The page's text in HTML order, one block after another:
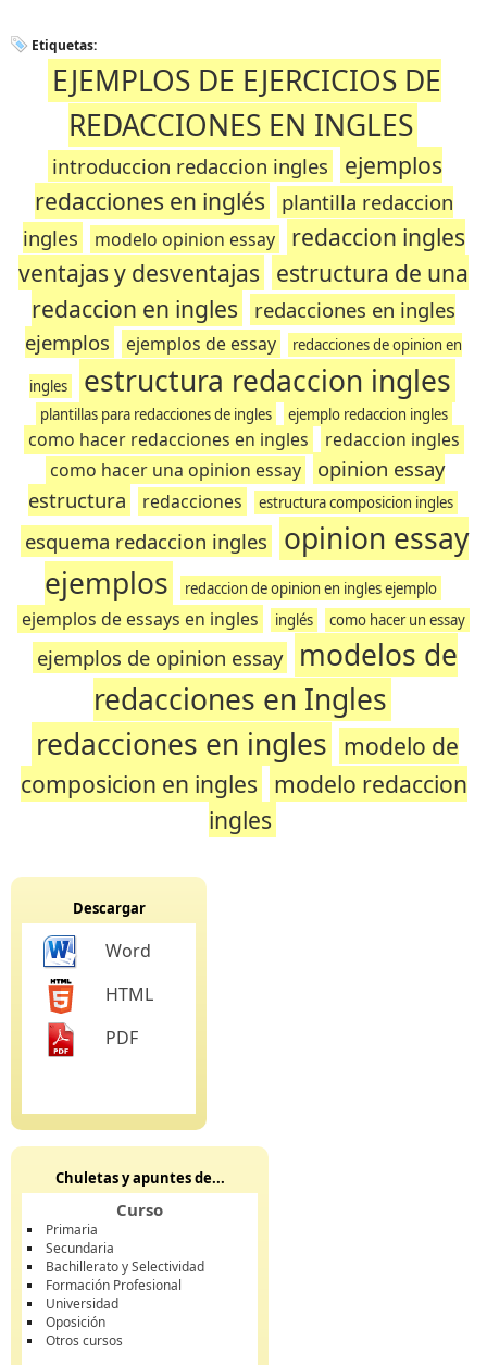
Etiquetas:
EJEMPLOS DE EJERCICIOS DE
REDACCIONES EN INGLES
introduccion redaccion ingles
ejemplos
redacciones en inglés
plantilla redaccion
ingles
modelo opinion essay
redaccion ingles
ventajas y desventajas estructura de una
redaccion en ingles
redacciones en ingles
ejemplos
ejemplos de essay redacciones de opinion en
ingles estructura redaccion ingles
plantillas para redacciones de ingles ejemplo redaccion ingles
como hacer redacciones en ingles
redaccion ingles
como hacer una opinion essay
opinion essay
estructura
redacciones estructura composicion ingles
esquema redaccion ingles
opinion essay
ejemplos
redaccion de opinion en ingles ejemplo
ejemplos de essays en ingles inglés como hacer un essay
ejemplos de opinion essay
modelos de
redacciones en Ingles
redacciones en ingles modelo de
composicion en ingles modelo redaccion
ingles
Descargar
Word
HTML
PDF
Chuletas y apuntes de...
Curso
Primaria
Secundaria
Bachillerato y Selectividad
Formación Profesional
Universidad
Oposición
Otros cursos